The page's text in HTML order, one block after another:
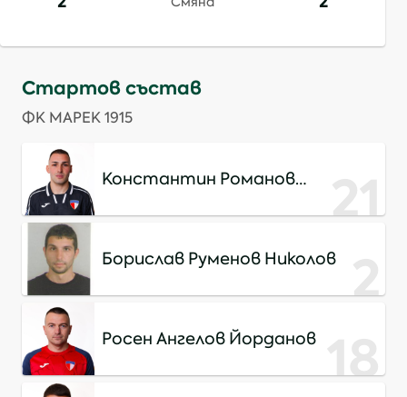
Стартов състав
ФК МАРЕК 1915
Константин Романов
21
Борислав Руменов Николов 2
Росен Ангелов Йорданов 18